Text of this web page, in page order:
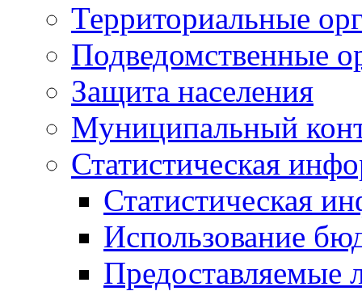
Территориальные
Подведомственные
Защита населения
Муниципальный
Статистическая
Статистическая
Использование
Предоставляемые